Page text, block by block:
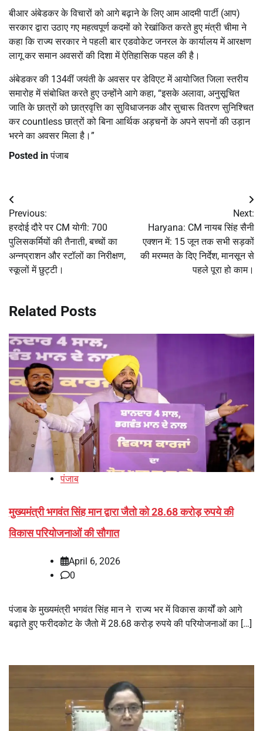
बीआर अंबेडकर के विचारों को आगे बढ़ाने के लिए आम आदमी पार्टी (आप)
सरकार द्वारा उठाए गए महत्वपूर्ण कदमों को रेखांकित करते हुए मंत्री चीमा ने
कहा कि राज्य सरकार ने पहली बार एडवोकेट जनरल के कार्यालय में आरक्षण
लागू कर समान अवसरों की दिशा में ऐतिहासिक पहल की है।
अंबेडकर की 134वीं जयंती के अवसर पर डेविएट में आयोजित जिला स्तरीय
समारोह में संबोधित करते हुए उन्होंने आगे कहा, “इसके अलावा, अनुसूचित
जाति के छात्रों को छात्रवृत्ति का सुविधाजनक और सुचारू वितरण सुनिश्चित
कर countless छात्रों को बिना आर्थिक अड़चनों के अपने सपनों की उड़ान
भरने का अवसर मिला है।”
Posted inपंजाब
Post
navigation
Previous:
हरदोई दौरे पर CM योगी: 700
पुलिसकर्मियों की तैनाती, बच्चों का
अन्नप्राशन और स्टॉलों का निरीक्षण,
स्कूलों में छुट्टी।
Next:
Haryana: CM नायब सिंह सैनी
एक्शन में: 15 जून तक सभी सड़कों
की मरम्मत के दिए निर्देश, मानसून से
पहले पूरा हो काम।
Related Posts
पंजाब
मुख्यमंत्री भगवंत सिंह मान द्वारा जैतो को 28.68 करोड़ रुपये की
विकास परियोजनाओं की सौगात
April 6, 2026
0
पंजाब के मुख्यमंत्री भगवंत सिंह मान ने राज्य भर में विकास कार्यों को आगे
बढ़ाते हुए फरीदकोट के जैतो में 28.68 करोड़ रुपये की परियोजनाओं का […]